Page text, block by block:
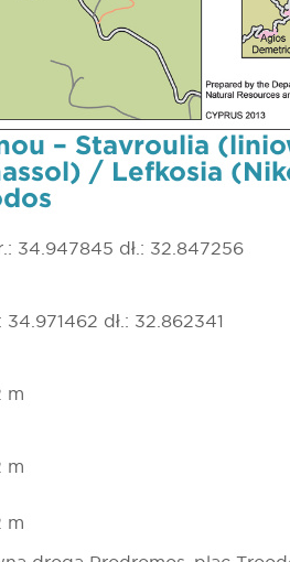
– Stavroulia
/ Lefkosia
34.947845 dł.: 32.847256
34.971462 dł.: 32.862341
m
m
m